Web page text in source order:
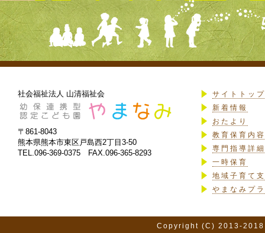
社会福祉法人 山清福祉会
〒861-8043
熊本県熊本市東区戸島西2丁目3-50
TEL.096-369-0375 FAX.096-365-8293
サイトトップ
新着情報
おたより
教育保育内
専門指導詳細
一時保育
地域子育て
やまなみプ
Copyright (C) 2013-